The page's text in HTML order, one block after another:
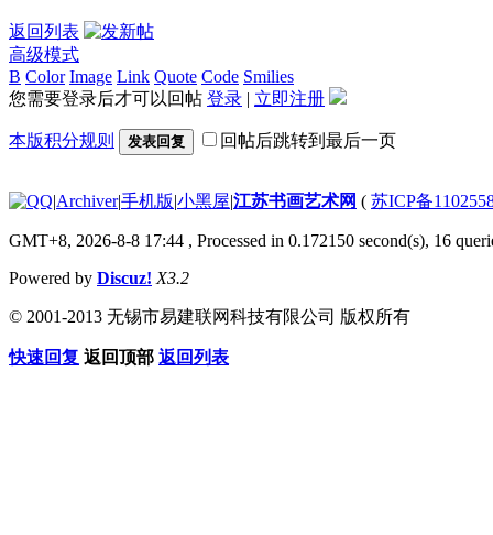
返回列表
高级模式
B Color Image Link Quote Code Smilies
您需要登录后才可以回帖 登录 | 立即注册
本版积分规则 发表回复 回帖后跳转到最后一页
|Archiver|手机版|小黑屋|江苏书画艺术网 ( 苏ICP备
GMT+8, 2026-8-8 17:44 , Processed in 0.172150 second(s), 16
Powered by Discuz! X3.2
© 2001-2013 无锡市易建联网科技有限公司 版权所有
快速回复 返回顶部 返回列表